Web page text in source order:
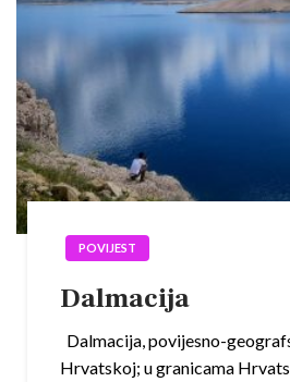
POVIJEST
Dalmacija
Dalmacija, povijesno-
Hrvatskoj; u granicama